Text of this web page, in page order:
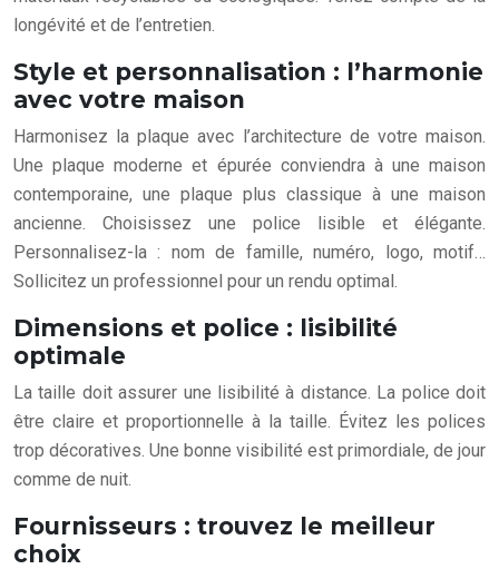
longévité et de l’entretien.
Style et personnalisation : l’harmonie
avec votre maison
Harmonisez la plaque avec l’architecture de votre maison.
Une plaque moderne et épurée conviendra à une maison
contemporaine, une plaque plus classique à une maison
ancienne. Choisissez une police lisible et élégante.
Personnalisez-la : nom de famille, numéro, logo, motif…
Sollicitez un professionnel pour un rendu optimal.
Dimensions et police : lisibilité
optimale
La taille doit assurer une lisibilité à distance. La police doit
être claire et proportionnelle à la taille. Évitez les polices
trop décoratives. Une bonne visibilité est primordiale, de jour
comme de nuit.
Fournisseurs : trouvez le meilleur
choix